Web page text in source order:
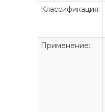
Классификация:
Применение: